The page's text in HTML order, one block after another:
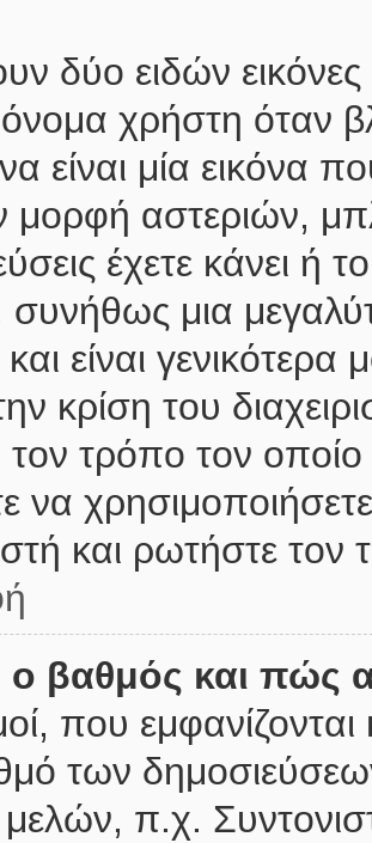
δύο ειδών
χρήστη όταν
είναι μία εικόνα
μορφή αστεριών,
έχετε κάνει
μια
είναι
κρίση του
τον τρόπο τον
να
και ρωτήστε τον
ο βαθμός και
που
των
μελών, π.χ.